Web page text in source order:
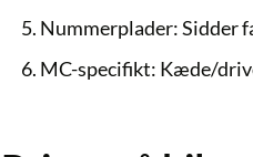
Nummerplader:Sidder
MC-specifikt: Kæde/